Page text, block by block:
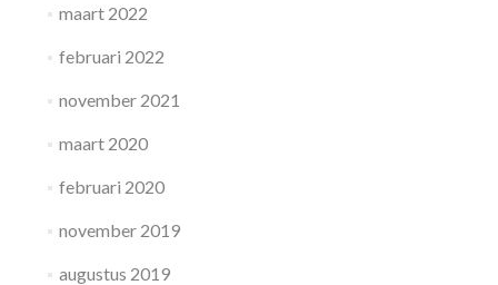
maart 2022
februari 2022
november 2021
maart 2020
februari 2020
november 2019
augustus 2019